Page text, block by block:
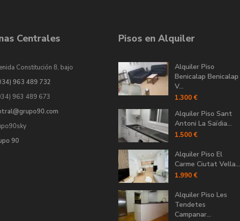
Centrales
Constitución 8, bajo
963 489 732
963 489 673
90
Pisos en Alquiler
Alquiler Piso
Benicalap Benicalap
V...
1.300 €
Alquiler Piso Sant
Antoni La Saïdia...
1.500 €
Alquiler Piso El
Carme Ciutat Vella...
1.990 €
Alquiler Piso Les
Tendetes
Campanar...